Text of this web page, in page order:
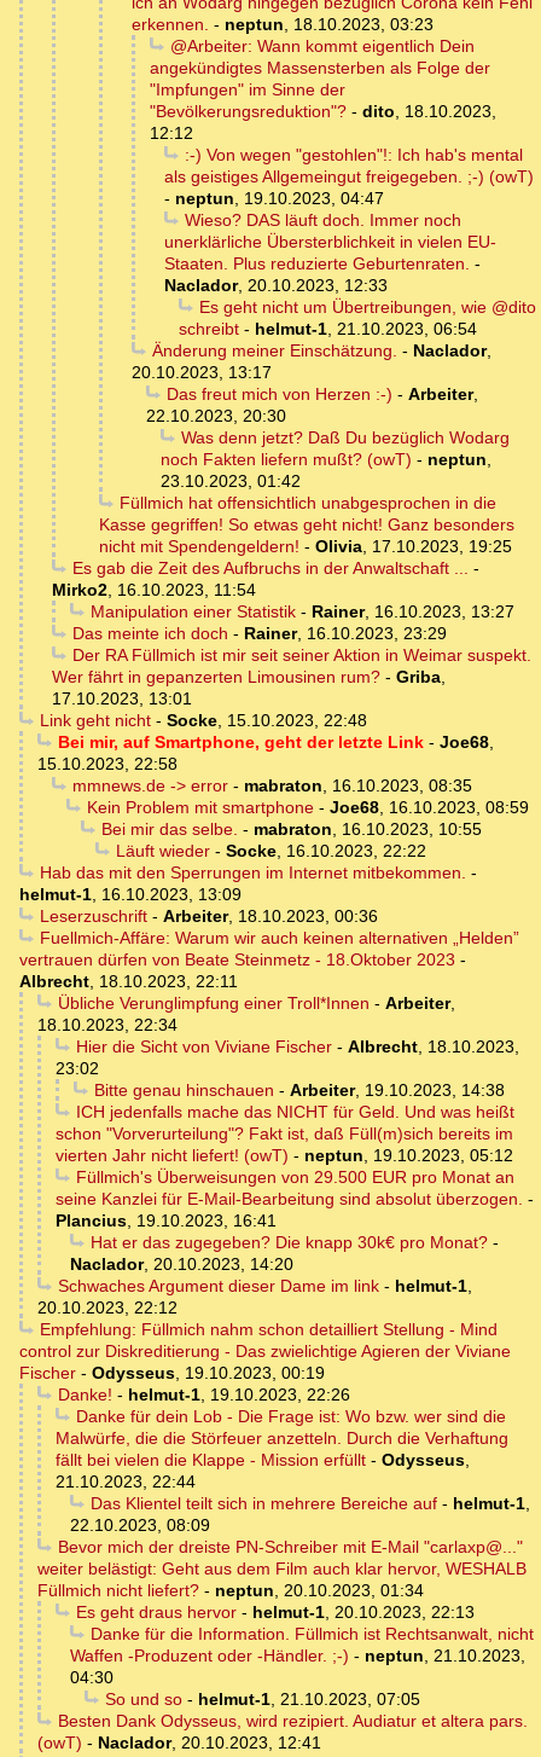
erkennen. - neptun, 18.10.2023, 03:23
@Arbeiter: Wann kommt eigentlich Dein
angekündigtes Massensterben als Folge der
"Impfungen" im Sinne der
"Bevölkerungsreduktion"? - dito, 18.10.2023,
12:12
:-) Von wegen "gestohlen"!: Ich hab's mental
als geistiges Allgemeingut freigegeben. ;-) (owT)
- neptun, 19.10.2023, 04:47
Wieso? DAS läuft doch. Immer noch
unerklärliche Übersterblichkeit in vielen EU-
Staaten. Plus reduzierte Geburtenraten. -
Naclador, 20.10.2023, 12:33
Es geht nicht um Übertreibungen, wie @dito
schreibt - helmut-1, 21.10.2023, 06:54
Änderung meiner Einschätzung. - Naclador,
20.10.2023, 13:17
Das freut mich von Herzen :-) - Arbeiter,
22.10.2023, 20:30
Was denn jetzt? Daß Du bezüglich Wodarg
noch Fakten liefern mußt? (owT) - neptun,
23.10.2023, 01:42
Füllmich hat offensichtlich unabgesprochen in die
Kasse gegriffen! So etwas geht nicht! Ganz besonders
nicht mit Spendengeldern! - Olivia, 17.10.2023, 19:25
Es gab die Zeit des Aufbruchs in der Anwaltschaft ... -
Mirko2, 16.10.2023, 11:54
Manipulation einer Statistik- Rainer, 16.10.2023, 13:27
Das meinte ich doch - Rainer, 16.10.2023, 23:29
Der RA Füllmich ist mir seit seiner Aktion in Weimar suspekt.
Wer fährt in gepanzerten Limousinen rum? - Griba,
17.10.2023, 13:01
Link geht nicht- Socke, 15.10.2023, 22:48
Bei mir, auf Smartphone, geht der letzte Link- Joe68,
15.10.2023, 22:58
mmnews.de -> error- mabraton, 16.10.2023, 08:35
Kein Problem mit smartphone- Joe68, 16.10.2023, 08:59
Bei mir das selbe. - mabraton, 16.10.2023, 10:55
Läuft wieder- Socke, 16.10.2023, 22:22
Hab das mit den Sperrungen im Internet mitbekommen. -
helmut-1, 16.10.2023, 13:09
Leserzuschrift- Arbeiter, 18.10.2023, 00:36
Fuellmich-Affäre: Warum wir auch keinen alternativen „Helden”
vertrauen dürfen von Beate Steinmetz - 18.Oktober 2023 -
Albrecht, 18.10.2023, 22:11
Übliche Verunglimpfung einer Troll*Innen - Arbeiter,
18.10.2023, 22:34
Hier die Sicht von Viviane Fischer- Albrecht, 18.10.2023,
23:02
Bitte genau hinschauen - Arbeiter, 19.10.2023, 14:38
ICH jedenfalls mache das NICHT für Geld. Und was heißt
schon "Vorverurteilung"? Fakt ist, daß Füll(m)sich bereits im
vierten Jahr nicht liefert! (owT) - neptun, 19.10.2023, 05:12
Füllmich's Überweisungen von 29.500 EUR pro Monat an
seine Kanzlei für E-Mail-Bearbeitung sind absolut überzogen. -
Plancius, 19.10.2023, 16:41
Hat er das zugegeben? Die knapp 30k€ pro Monat?-
Naclador, 20.10.2023, 14:20
Schwaches Argument dieser Dame im link- helmut-1,
20.10.2023, 22:12
Empfehlung: Füllmich nahm schon detailliert Stellung - Mind
control zur Diskreditierung - Das zwielichtige Agieren der Viviane
Fischer - Odysseus, 19.10.2023, 00:19
Danke! - helmut-1, 19.10.2023, 22:26
Danke für dein Lob - Die Frage ist: Wo bzw. wer sind die
Malwürfe, die die Störfeuer anzetteln. Durch die Verhaftung
fällt bei vielen die Klappe - Mission erfüllt - Odysseus,
21.10.2023, 22:44
Das Klientel teilt sich in mehrere Bereiche auf- helmut-1,
22.10.2023, 08:09
Bevor mich der dreiste PN-Schreiber mit E-Mail "carlaxp@..."
weiter belästigt: Geht aus dem Film auch klar hervor, WESHALB
Füllmich nicht liefert? - neptun, 20.10.2023, 01:34
Es geht draus hervor- helmut-1, 20.10.2023, 22:13
Danke für die Information. Füllmich ist Rechtsanwalt, nicht
Waffen -Produzent oder -Händler. ;-) - neptun, 21.10.2023,
04:30
So und so- helmut-1, 21.10.2023, 07:05
Besten Dank Odysseus, wird rezipiert. Audiatur et altera pars.
(owT) - Naclador, 20.10.2023, 12:41